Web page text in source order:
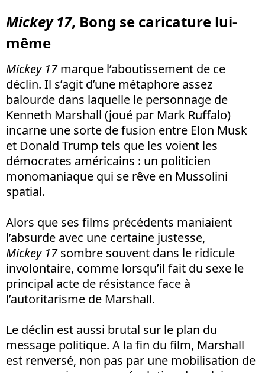
Mickey 17, Bong se caricature lui-
même
Mickey 17marque l’aboutissement de ce
déclin. Il s’agit d’une métaphore assez
balourde dans laquelle le personnage de
Kenneth Marshall (joué par Mark Ruffalo)
incarne une sorte de fusion entre Elon Musk
et Donald Trump tels que les voient les
démocrates américains : un politicien
monomaniaque qui se rêve en Mussolini
spatial.
Alors que ses films précédents maniaient
l’absurde avec une certaine justesse,
Mickey 17sombre souvent dans le ridicule
involontaire, comme lorsqu’il fait du sexe le
principal acte de résistance face à
l’autoritarisme de Marshall.
Le déclin est aussi brutal sur le plan du
message politique. A la fin du film, Marshall
est renversé, non pas par une mobilisation de